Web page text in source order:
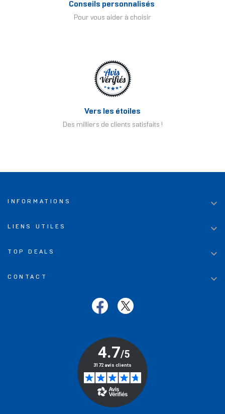
Conseils personnalisés
Pour vous aider à choisir
Vers les étoiles
Des milliers de clients satisfaits !
INFORMATIONS 
LIENS UTILES 
TOP DEALS 
CONTACT 